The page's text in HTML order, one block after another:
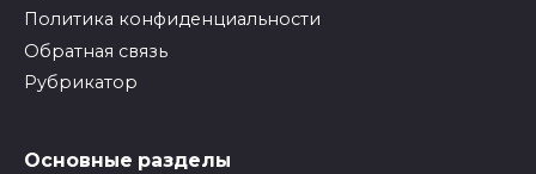
Политика конфиденциальности
Обратная связь
Рубрикатор
Основные разделы